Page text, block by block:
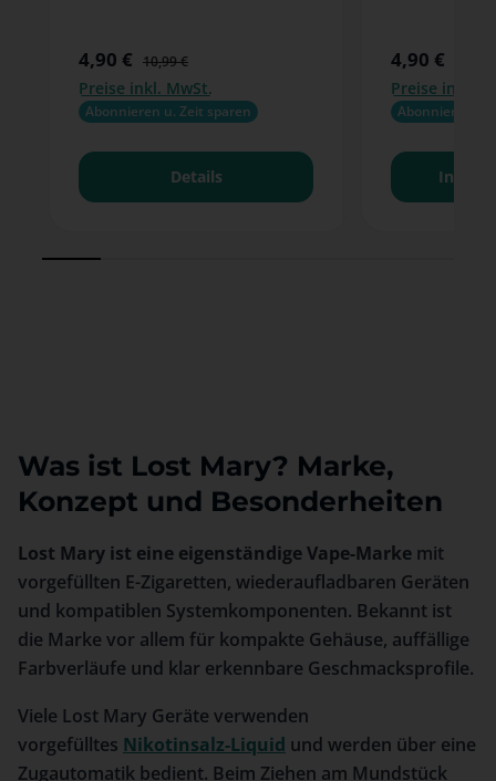
Verkaufspreis:
4,90 € Regulärer Preis:
10,99 €
Preise inkl. MwSt.
Abonnieren u. Zeit sparen
Details
Verkaufspreis:
4,90 €
Preise inkl.
Abonnieren u.
In den
Was ist Lost Mary? Marke,
Konzept und Besonderheiten
Lost Mary ist eine eigenständige Vape-Marke mit
vorgefüllten E-Zigaretten, wiederaufladbaren Geräten
und kompatiblen Systemkomponenten. Bekannt ist
die Marke vor allem für kompakte Gehäuse, auffällige
Farbverläufe und klar erkennbare Geschmacksprofile.
Viele Lost Mary Geräte verwenden
vorgefülltes Nikotinsalz-Liquid und werden über eine
Zugautomatik bedient. Beim Ziehen am Mundstück